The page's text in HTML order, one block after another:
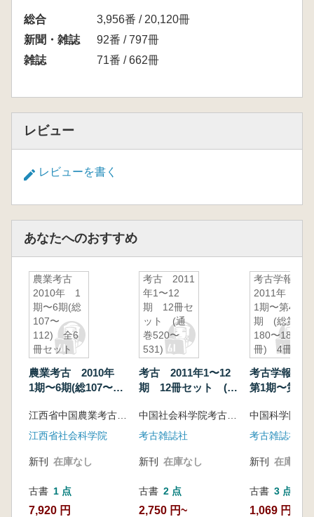
総合
3,956番 / 20,120冊
新聞・雑誌
92番 / 797冊
雑誌
71番 / 662冊
レビュー
レビューを書く
あなたへのおすすめ
農業考古
2010年 1
期〜6期(総
107〜
112) 全6
冊セット
農業考古 2010年
1期〜6期(総107〜
江西省社会科学院
新刊 在庫なし
古書 1 点
7,920 円
考古 2011
年1〜12
期 12冊セ
ット (通
巻520〜
531)
考古 2011年1〜12
期 12冊セット (通
考古雑誌社
新刊 在庫なし
古書 2 点
2,750 円~
考古学報
2011年 第
1期〜第4
期 (総第
180〜183
冊) 4冊セ
考古学報
第1期〜第4
ット
考古雑誌社
新刊 在庫なし
古書 3 点
1,069 円~